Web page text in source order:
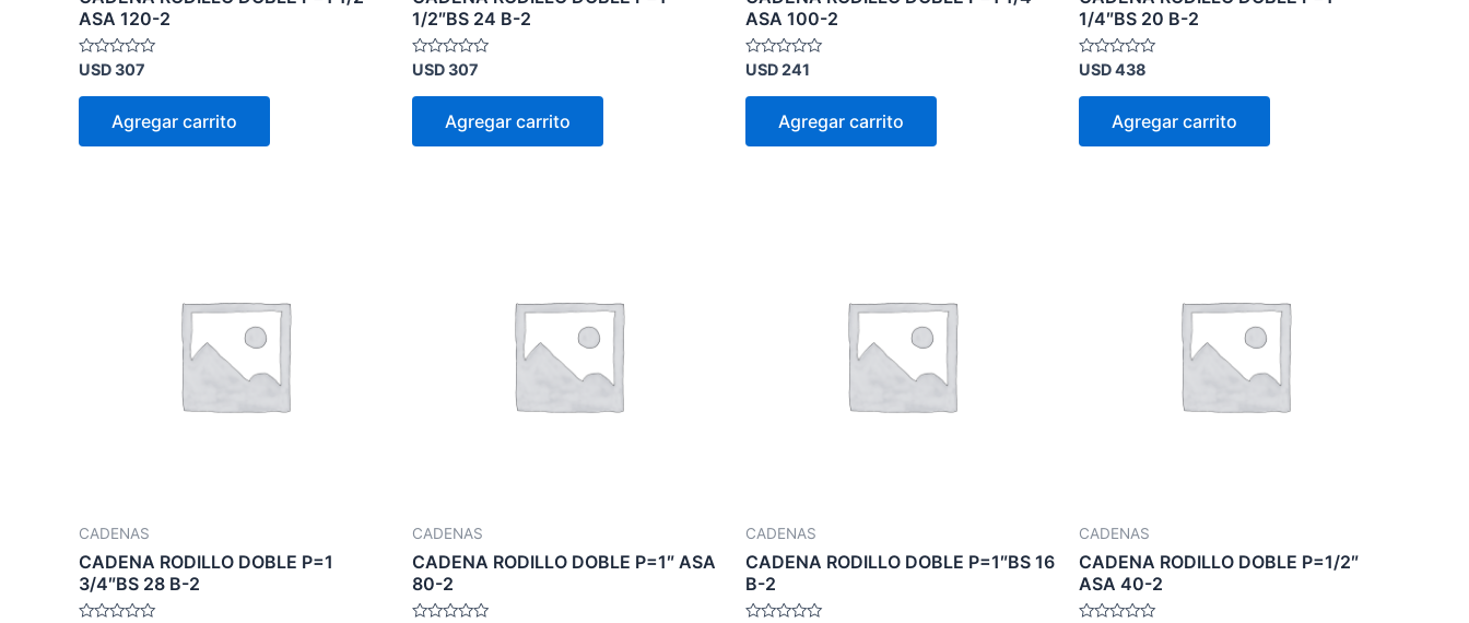
ASA 120-2
Valorado
0
USD307
Agregar carrito
1/2″BS 24 B-2
Valorado
0
USD307
Agregar carrito
ASA 100-2
Valorado
0
USD241
Agregar carrito
1/4″BS 20 B-2
Valorado
0
USD438
Agregar carrito
CADENAS
CADENA RODILLO DOBLE P=1
3/4″BS 28 B-2
CADENAS
CADENA RODILLO DOBLE P=1″ ASA
80-2
CADENAS
CADENA RODILLO DOBLE P=1″BS 16
B-2
CADENAS
CADENA RODILLO DOBLE P=1/2″
ASA 40-2